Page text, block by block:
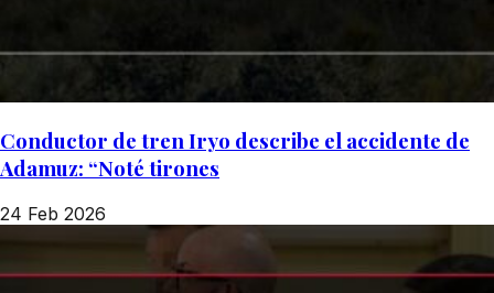
Conductor de tren Iryo describe el accidente de
Adamuz: “Noté tirones
24 Feb 2026